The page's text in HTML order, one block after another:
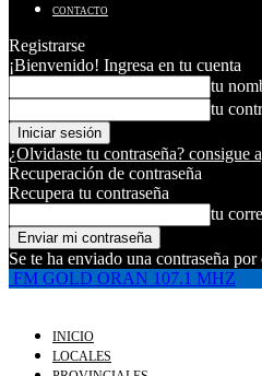
CONTACTO
Registrarse
¡Bienvenido! Ingresa en tu cuenta
tu
tu
¿Olvidaste tu contraseña? consigue
Recuperación de contraseña
Recupera tu contraseña
tu
Se te ha enviado una contraseña
FM GOLD ORAN 107.1 MHZ
INICIO
LOCALES